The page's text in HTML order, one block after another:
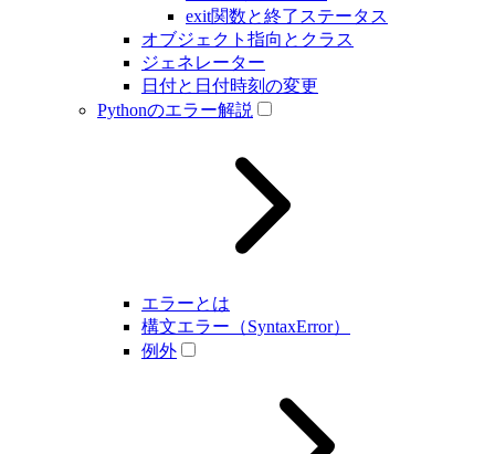
exit関数と終了ステータス
オブジェクト指向とクラス
ジェネレーター
日付と日付時刻の変更
Pythonのエラー解説
エラーとは
構文エラー（SyntaxError）
例外